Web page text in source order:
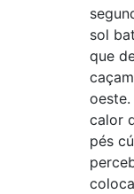
sol
que
calor
pés